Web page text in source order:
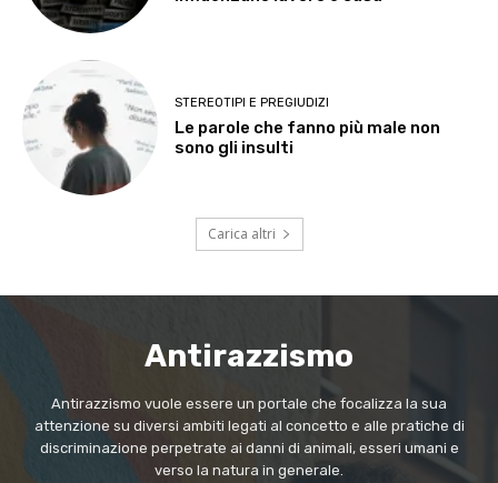
STEREOTIPI E PREGIUDIZI
Le parole che fanno più male non
sono gli insulti
Carica altri
Antirazzismo
Antirazzismo vuole essere un portale che focalizza la sua
attenzione su diversi ambiti legati al concetto e alle pratiche di
discriminazione perpetrate ai danni di animali, esseri umani e
verso la natura in generale.